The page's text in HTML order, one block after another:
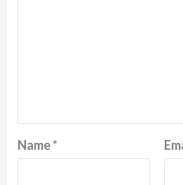
Name*